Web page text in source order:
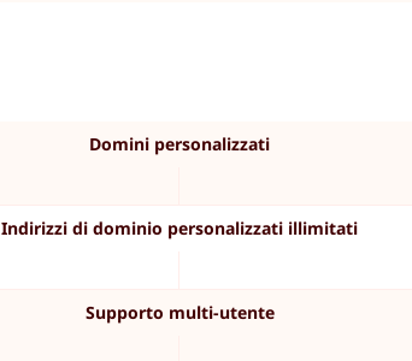
Domini personalizzati
Indirizzi di dominio personalizzati illimitati
Supporto multi-utente